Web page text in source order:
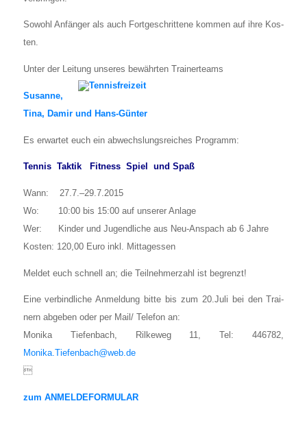
Sowohl Anfän­ger als auch Fort­ge­schrit­te­ne kom­men auf ihre Kos­
ten.
Unter der Lei­tung unse­res bewähr­ten Trai­ner­teams
Susan­ne,
Tina, Damir und Hans-Gün­ter
Es erwar­tet euch ein abwechs­lungs­rei­ches Pro­gramm:
Ten­nis Tak­tik Fit­ness Spiel und Spaß
Wann: 27.7.–29.7.2015
Wo: 10:00 bis 15:00 auf unse­rer Anla­ge
Wer: Kin­der und Jugend­li­che aus Neu-Anspach ab 6 Jah­re
Kos­ten: 120,00 Euro inkl. Mit­tag­essen
Mel­det euch schnell an; die Teil­neh­mer­zahl ist begrenzt!
Eine ver­bind­li­che Anmel­dung bit­te bis zum 20.Juli bei den Trai­
nern abge­ben oder per Mail/ Tele­fon an:
Moni­ka Tie­fen­bach, Ril­ke­weg 11, Tel: 446782,
Monika.Tiefenbach@web.de

zum ANMELDEFORMULAR